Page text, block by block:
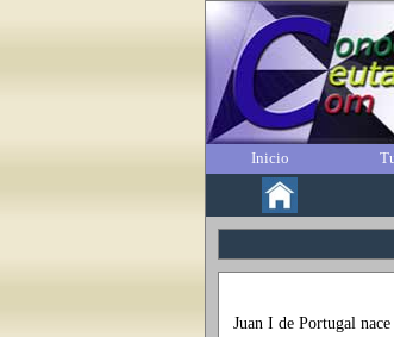
Inicio
Juan I de Portugal